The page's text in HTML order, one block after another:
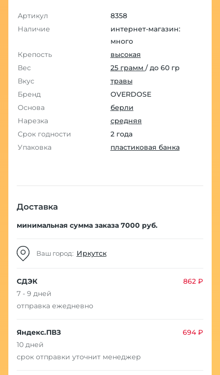
Артикул
8358
Наличие
интернет-магазин:
много
Крепость
высокая
Вес
25 грамм / до 60 гр
Вкус
травы
Бренд
OVERDOSE
Основа
берли
Нарезка
средняя
Срок годности
2 года
Упаковка
пластиковая банка
Доставка
минимальная сумма заказа 7000 руб.
Ваш город: Иркутск
СДЭК
862 ₽
7 - 9 дней
отправка ежедневно
Яндекс.ПВЗ
694 ₽
10 дней
срок отправки уточнит менеджер